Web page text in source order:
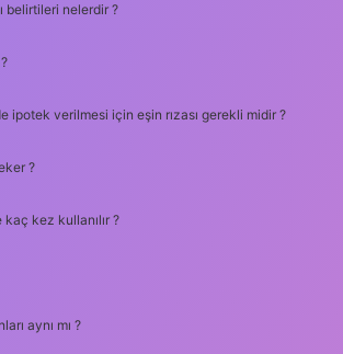
belirtileri nelerdir ?
ipotek verilmesi için eşin rızası gerekli midir ?
?
kez kullanılır ?
aynı mı ?